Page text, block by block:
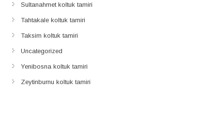
Sultanahmet koltuk tamiri
Tahtakale koltuk tamiri
Taksim koltuk tamiri
Uncategorized
Yenibosna koltuk tamiri
Zeytinburnu koltuk tamiri